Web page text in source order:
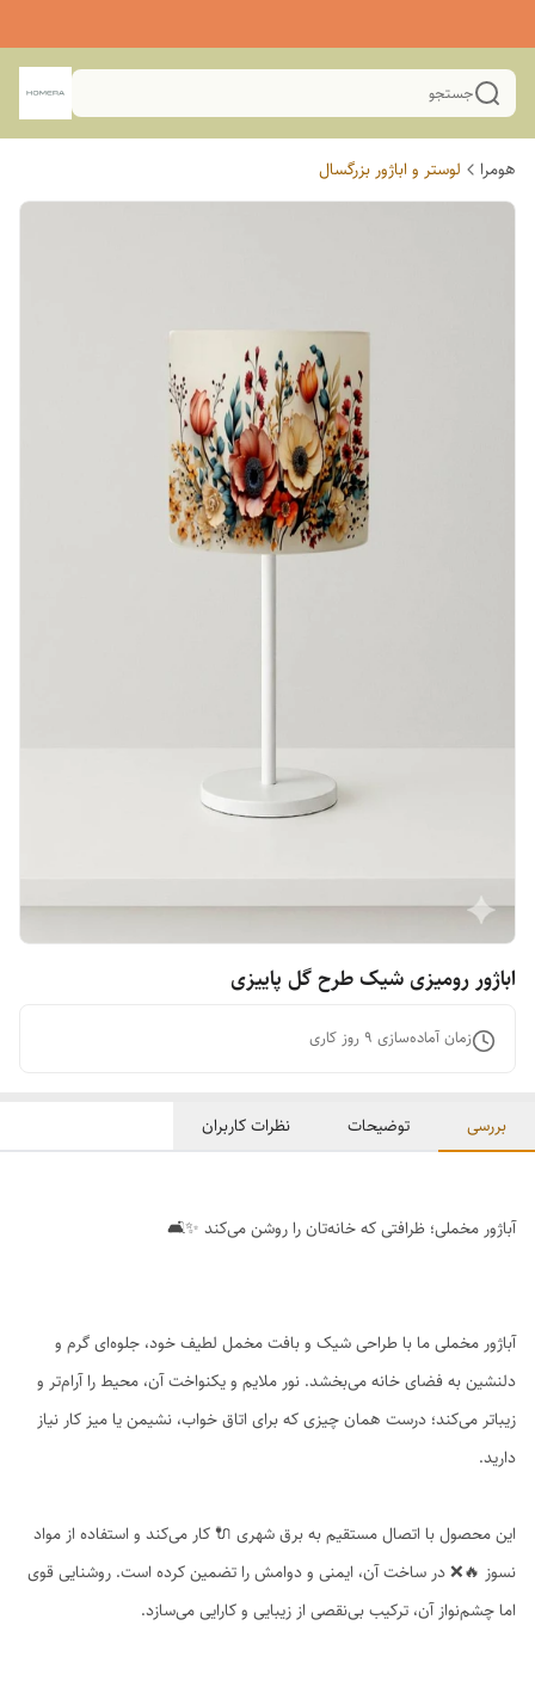
جستجو
هومرا لوستر و اباژور بزرگسال
اباژور رومیزی شیک طرح گل پاییزی
زمان آماده‌سازی 9 روز کاری
بررسی توضیحات نظرات کاربران
آباژور مخملی؛ ظرافتی که خانه‌تان را روشن می‌کند ✨🛋️
آباژور مخملی ما با طراحی شیک و بافت مخمل لطیف خود، جلوه‌ای گرم و
دلنشین به فضای خانه می‌بخشد. نور ملایم و یکنواخت آن، محیط را آرام‌تر و
زیباتر می‌کند؛ درست همان چیزی که برای اتاق خواب، نشیمن یا میز کار نیاز
دارید.
این محصول با اتصال مستقیم به برق شهری 🔌 کار می‌کند و استفاده از مواد
نسوز 🔥❌ در ساخت آن، ایمنی و دوامش را تضمین کرده است. روشنایی قوی
اما چشم‌نواز آن، ترکیب بی‌نقصی از زیبایی و کارایی می‌سازد.